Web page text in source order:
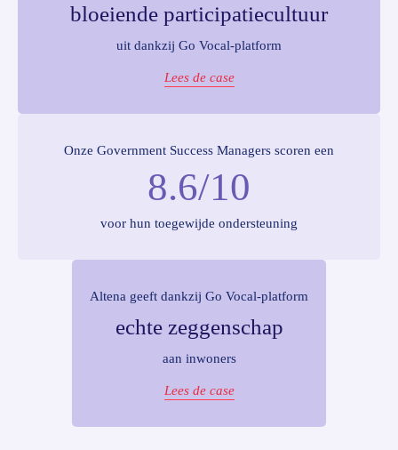
bloeiende participatiecultuur
uit dankzij Go Vocal-platform
Lees de case
Onze Government Success Managers scoren een
8.6/10
voor hun toegewijde ondersteuning
Altena geeft dankzij Go Vocal-platform
echte zeggenschap
aan inwoners
Lees de case